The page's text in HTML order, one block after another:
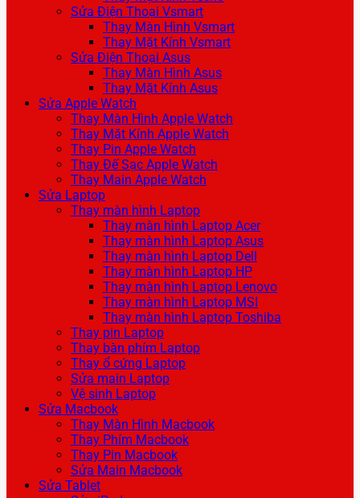
Sửa Điện Thoại Vsmart
Thay Màn Hình Vsmart
Thay Mặt Kính Vsmart
Sửa Điện Thoại Asus
Thay Màn Hình Asus
Thay Mặt Kính Asus
Sửa Apple Watch
Thay Màn Hình Apple Watch
Thay Mặt Kính Apple Watch
Thay Pin Apple Watch
Thay Đế Sạc Apple Watch
Thay Main Apple Watch
Sửa Laptop
Thay màn hình Laptop
Thay màn hình Laptop Acer
Thay màn hình Laptop Asus
Thay màn hình Laptop Dell
Thay màn hình Laptop HP
Thay màn hình Laptop Lenovo
Thay màn hình Laptop MSI
Thay màn hình Laptop Toshiba
Thay pin Laptop
Thay bàn phím Laptop
Thay ổ cứng Laptop
Sửa main Laptop
Vệ sinh Laptop
Sửa Macbook
Thay Màn Hình Macbook
Thay Phím Macbook
Thay Pin Macbook
Sửa Main Macbook
Sửa Tablet